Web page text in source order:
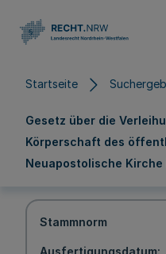
Startseite
Gesetz über die
Körperschaft des
Neuapostolische
Stammnorm
Ausfertigungsdatum